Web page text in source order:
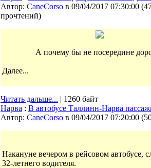
Автор: CaneCorso в 09/04/2017 07:30:00 (
прочтений)
А почему бы не посередине
Далее...
Читать дальше... | 1260 байт
Нарва : В автобусе Таллинн-Нарва
Автор: CaneCorso в 09/04/2017 07:20:00 (
Накануне вечером в рейсовом автобусе,
32-летнего водителя.